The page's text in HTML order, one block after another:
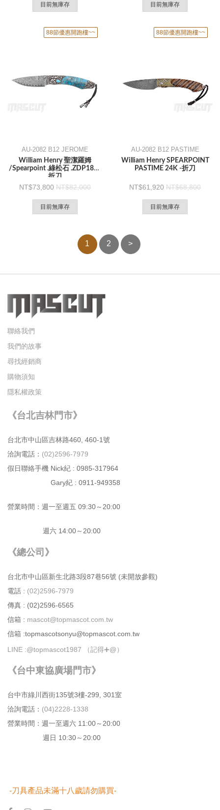
目前無庫存 目前無庫存
88節優惠開跑樓~~
AU-2082 B12 JEROME
William Henry 聖潔羅姆
/Spearpoint .綠松石 .ZDP189 -
折刀
73,800 82,000
目前無庫存
88節優惠開跑樓~~
AU-2082 B12 PASTIME
William Henry SPEARPOINT
PASTIME 24K -折刀
61,920 68,800
目前無庫存
1 2 >
聯絡我們
我們的故事
尋找經銷商
購物須知
隱私權政策
《台北吉林門市》
台北市中⼭區吉林路460, 460-1號
洽詢電話： (02)2596-7979
假日聯絡手機 Nick紀 : 0985-317964
Gary紀 : 0911-949358
營業時間：週⼀⾄週五 09:30～20:00
週六 14:00～20:00
《總公司》
台北市中⼭區新⽣北路3段87巷56號 (未開放參觀)
電話 : (02)2596-7979
傳真 : (02)2596-6565
信箱 : mascot@topmascot.com.tw
信箱 :topmascotsonyu@topmascot.com.tw
LINE :@topmascot1987 （記得➕@）
《台中東協廣場門市》
台中市綠川⻄街135號3樓-299, 301室
洽詢電話： (04)2228-1338
營業時間：週⼀⾄週六 11:00～20:00
週日 10:30～20:00
-刀具產品未滿十八歲請勿購買-